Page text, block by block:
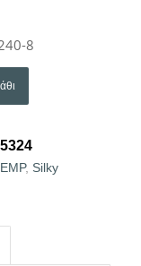
8
, Silky